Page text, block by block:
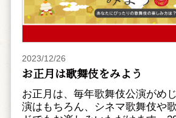
2023/12/26
お正月は歌舞伎をみよう
お正月は、毎年歌舞伎公演がめ
演はもちろん、シネマ歌舞伎や